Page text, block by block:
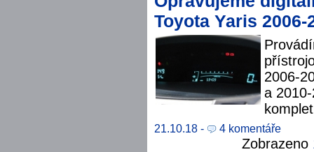
Toyota Yaris 2006-
2006-
a
21.10.18 - 4 komentáře
Zobrazeno